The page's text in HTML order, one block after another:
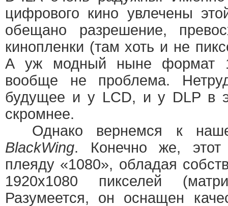
цифрового кино увлечены
обещано разрешение,
кинопленки (там хоть и не
А уж модный ныне формат
вообще не проблема.
будущее и у LCD, и у DLP в
скромнее.
Однако вернемся к
BlackWing. Конечно же, этот
плеяду «1080», обладая
1920х1080 пикселей
Разумеется, он оснащен